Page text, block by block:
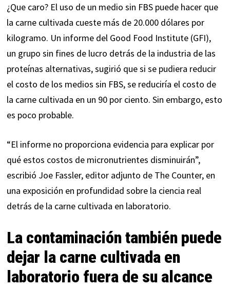
¿Que caro? El uso de un medio sin FBS puede hacer que
la carne cultivada cueste más de20.000 dólares por
kilogramo. Un informe del Good Food Institute (GFI),
un grupo sin fines de lucro detrás de la industria de las
proteínas alternativas, sugirió que si se pudiera reducir
el costo de los medios sin FBS, se reduciría el costo de
la carne cultivada en un 90 por ciento. Sin embargo, esto
es poco probable.
“El informe no proporciona evidencia para explicar por
qué estos costos de micronutrientes disminuirán”,
escribió Joe Fassler, editor adjunto de The Counter, en
una exposición en profundidad sobre la ciencia real
detrás de la carne cultivada en laboratorio.
La contaminación también puede
dejar la carne cultivada en
laboratorio fuera de su alcance